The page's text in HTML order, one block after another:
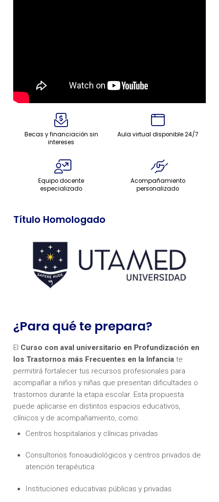
Becas y financiación sin
intereses
Aula virtual disponible 24/7
Equipo docente
especializado
Acompañamiento
personalizado
Título Homologado
¿Para qué te prepara?
El Curso con aval universitario en Profundización en
los Trastornos más Frecuentes en la Infanciate
permitirá fortalecer tus recursos profesionales para
acompañar a niños y niñas que presentan dificultades o
trastornos durante la etapa escolar. Esta propuesta
puede aplicarse en distintos espacios educativos,
clínicos y de acompañamiento, como:
Centros hospitalarios y clínicas privadas
Consultorios fonoaudiológicos y centros privados de
atención terapéutica
Instituciones educativas públicas y privadas